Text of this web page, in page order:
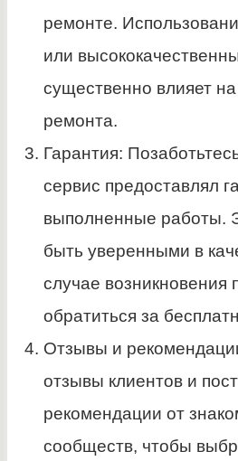
ремонте.
или
существенно влияет
ремонта.
Гарантия:
сервис предоставлял
выполненные работы.
быть уверенными в
случае возникновения
обратиться за
Отзывы и
отзывы клиентов и
рекомендации от
сообществ, чтобы